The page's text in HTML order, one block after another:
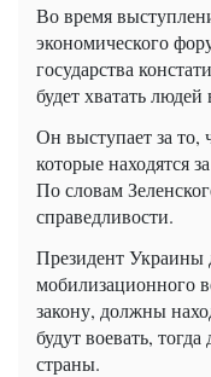
Во время
экономического
государства
будет хватать
Он выступает за
которые находятся
По словам
справедливости.
Президент
мобилизационного
закону, должны
будут воевать,
страны.